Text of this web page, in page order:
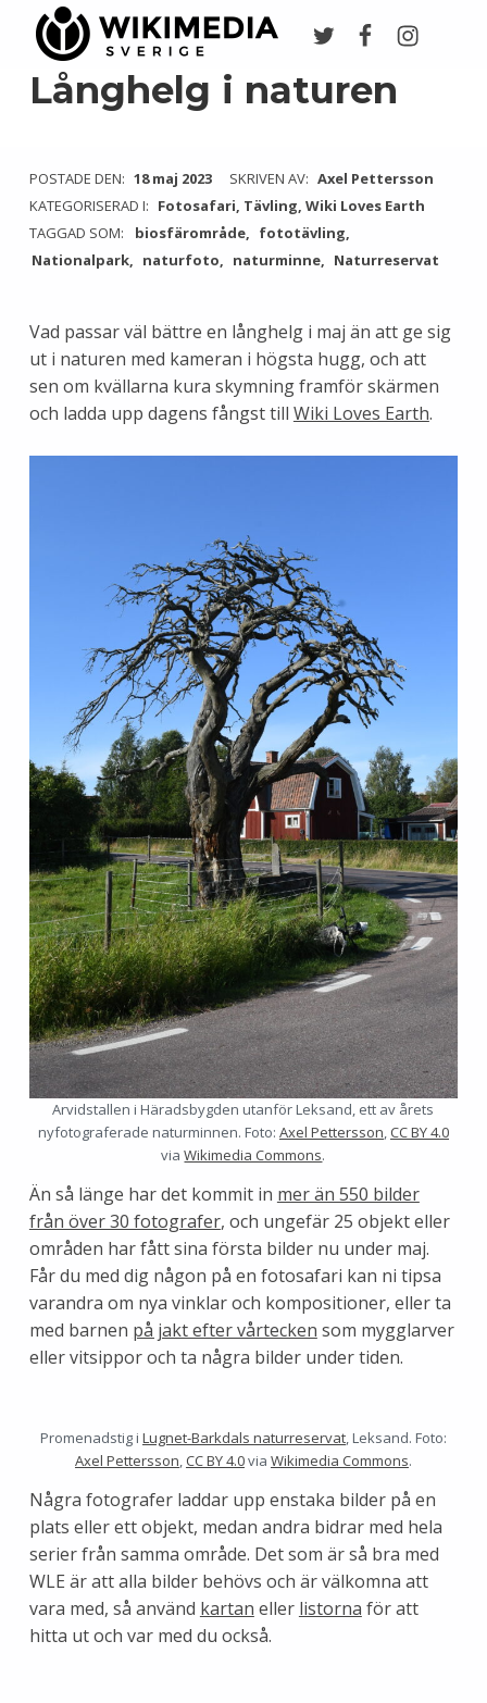
Långhelg i naturen
POSTADE DEN: 18 maj 2023 SKRIVEN AV: Axel Pettersson
KATEGORISERAD I: Fotosafari, Tävling, Wiki Loves Earth
TAGGAD SOM:
biosfärområde
fototävling
Nationalpark
naturfoto naturminne Naturreservat
Vad passar väl bättre en långhelg i maj än att ge sig
ut i naturen med kameran i högsta hugg, och att
sen om kvällarna kura skymning framför skärmen
och ladda upp dagens fångst till Wiki Loves Earth.
Arvidstallen i Häradsbygden utanför Leksand, ett av årets
nyfotograferade naturminnen. Foto: Axel Pettersson, CC BY 4.0
viaWikimedia Commons.
Än så länge har det kommit in mer än 550 bilder
från över 30 fotografer, och ungefär 25 objekt eller
områden har fått sina första bilder nu under maj.
Får du med dig någon på en fotosafari kan ni tipsa
varandra om nya vinklar och kompositioner, eller ta
med barnen på jakt efter vårtecken som mygglarver
eller vitsippor och ta några bilder under tiden.
Promenadstig i Lugnet-Barkdals naturreservat, Leksand. Foto:
Axel Pettersson, CC BY 4.0via Wikimedia Commons.
Några fotografer laddar upp enstaka bilder på en
plats eller ett objekt, medan andra bidrar med hela
serier från samma område. Det som är så bra med
WLE är att alla bilder behövs och är välkomna att
vara med, så använd kartan eller listorna för att
hitta ut och var med du också.